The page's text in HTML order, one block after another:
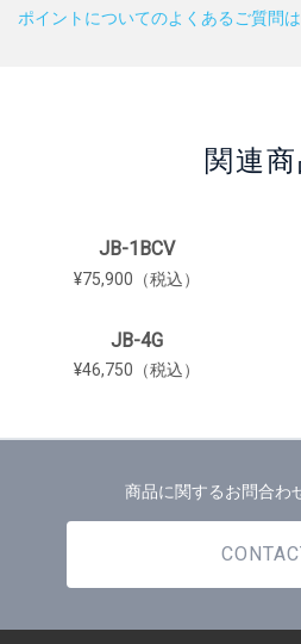
ポイントについてのよくあるご質問
関連
JB-1BCV
¥75,900（税込）
JB-4G
¥46,750（税込）
商品に関するお問合わ